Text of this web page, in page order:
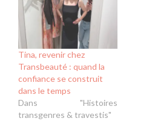
Tina, revenir chez
Transbeauté : quand la
confiance se construit
dans le temps
Dans "Histoires
transgenres & travestis"